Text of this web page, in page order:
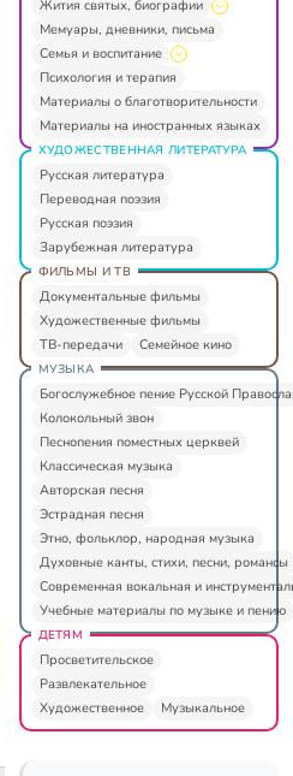
Жития святых, биографии
Мемуары, дневники, письма
Семья и воспитание
Психология и терапия
Материалы о благотворительности
Материалы на иностранных языках
ХУДОЖЕСТВЕННАЯ ЛИТЕРАТУРА
Русская литература
Переводная поэзия
Русская поэзия
Зарубежная литература
ФИЛЬМЫ И ТВ
Документальные фильмы
Художественные фильмы
ТВ-передачи
Семейное кино
МУЗЫКА
Богослужебное пение Русской
Колокольный звон
Песнопения поместных церквей
Классическая музыка
Авторская песня
Эстрадная песня
Этно, фольклор, народная музыка
Духовные канты, стихи, песни, романсы
Современная вокальная и
Учебные материалы по музыке и пению
ДЕТЯМ
Просветительское
Развлекательное
Художественное
Музыкальное